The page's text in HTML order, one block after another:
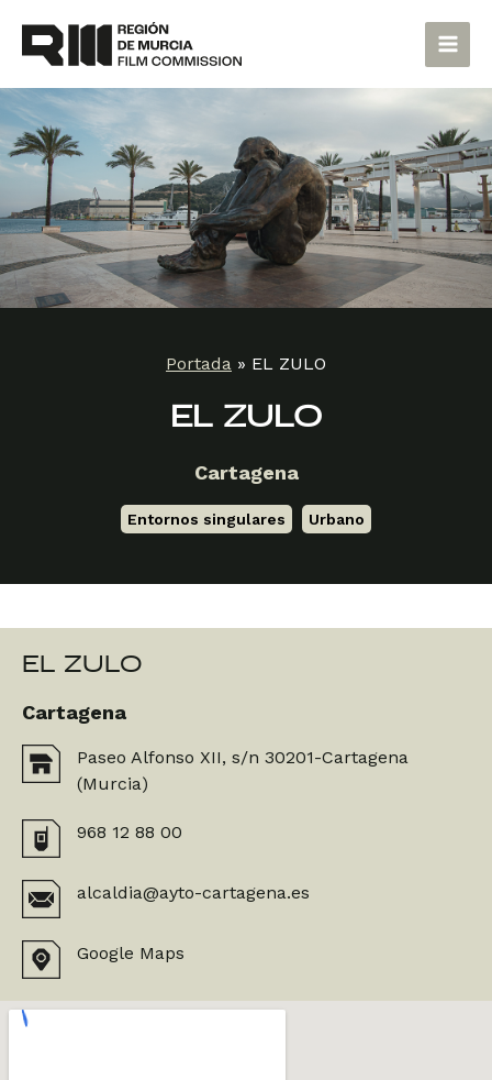
contenido
Main
Portada » EL ZULO
EL ZULO
Cartagena
Entornos singulares Urbano
EL ZULO
Cartagena
Paseo Alfonso XII, s/n 30201-Cartagena
(Murcia)
968 12 88 00
alcaldia@ayto-cartagena.es
Google Maps